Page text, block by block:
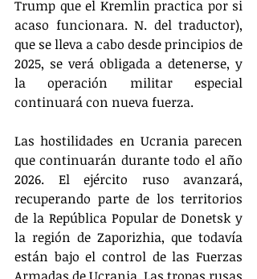
Trump que el Kremlin practica por si
acaso funcionara. N. del traductor),
que se lleva a cabo desde principios de
2025, se verá obligada a detenerse, y
la operación militar especial
continuará con nueva fuerza.
Las hostilidades en Ucrania parecen
que continuarán durante todo el año
2026. El ejército ruso avanzará,
recuperando parte de los territorios
de la República Popular de Donetsk y
la región de Zaporizhia, que todavía
están bajo el control de las Fuerzas